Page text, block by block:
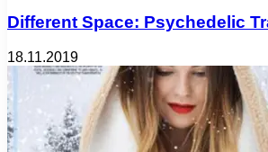
Different Space: Psychedelic
18.11.2019